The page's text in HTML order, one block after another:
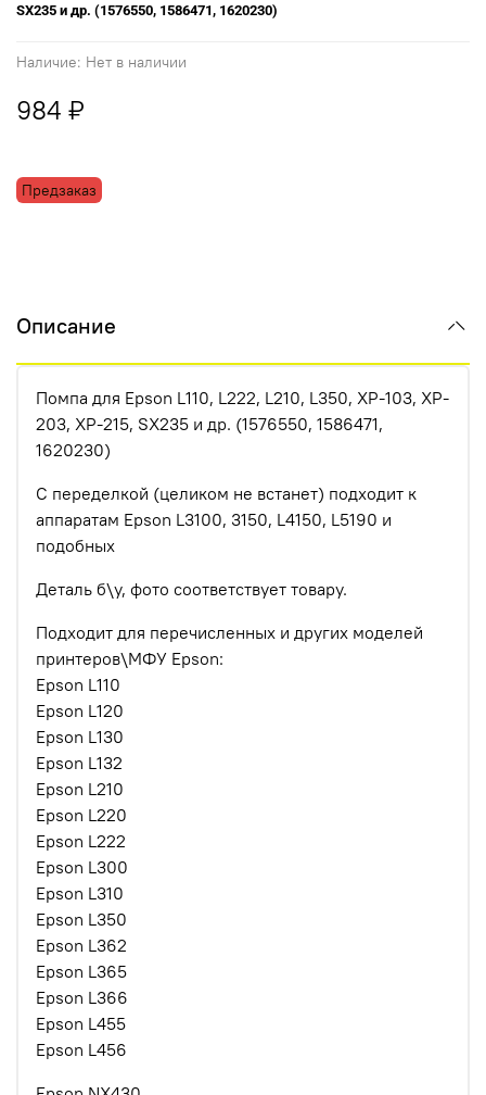
Наличие: Нет в наличии
Предзаказ
984 ₽
SX235 и др. (1576550, 1586471, 1620230)
Описание
Помпа для Epson L110, L222, L210, L350, XP-103, XP-
203, XP-215, SX235 и др. (1576550, 1586471,
1620230)
С переделкой (целиком не встанет) подходит к
аппаратам Epson L3100, 3150, L4150, L5190 и
подобных
Деталь б\у, фото соответствует товару.
Подходит для перечисленных и других моделей
принтеров\МФУ Epson:
Epson L110
Epson L120
Epson L130
Epson L132
Epson L210
Epson L220
Epson L222
Epson L300
Epson L310
Epson L350
Epson L362
Epson L365
Epson L366
Epson L455
Epson L456